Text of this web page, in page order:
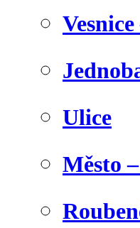
Ulice
Město